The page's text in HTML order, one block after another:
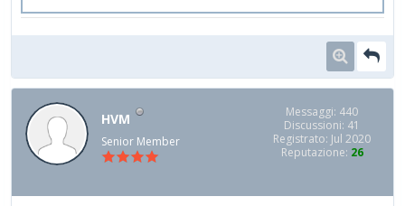
HVM
Senior Member
Messaggi: 440
Discussioni: 41
Registrato: Jul 2020
Reputazione: 26